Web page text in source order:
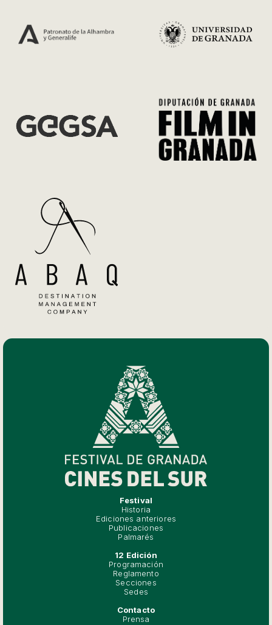
Festival
Historia
Ediciones anteriores
Publicaciones
Palmarés
12 Edición
Programación
Reglamento
Secciones
Sedes
Contacto
Prensa